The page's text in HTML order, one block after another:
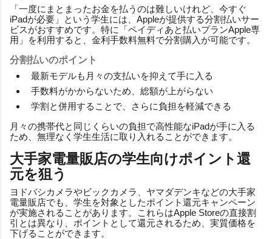
「一度にまとまったお金を払うのは難しいけれど、今すぐ
iPadが必要」という学生には、Appleが提供する分割払いサー
ビスがおすすめです。特に「ペイディあと払いプランApple専
用」を利用すると、金利手数料無料で分割購入が可能です。
分割払いのポイント
最新モデルも月々の支払いを抑えて手に入る
手数料がかからないため、総額が上がらない
学割と併用することで、さらに負担を軽減できる
月々の携帯代と同じくらいの負担で高性能なiPadが手に入る
ため、無理なく学生生活に取り入れることができます。
大手家電量販店の学生向けポイント還
元を狙う
ヨドバシカメラやビックカメラ、ヤマダデンキなどの大手家
電量販店でも、学生を対象としたポイント還元キャンペーン
が実施されることがあります。これらはApple Storeの直接割
引とは異なり、ポイントとして還元されるため、実質価格を
下げることができます。